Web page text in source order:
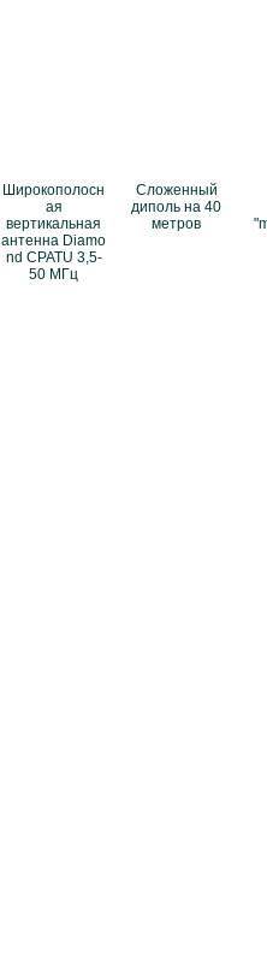
Широкополосн
ая
вертикальная
антенна Diamo
nd CPATU 3,5-
50 МГц
Сложенный
диполь на 40
метров